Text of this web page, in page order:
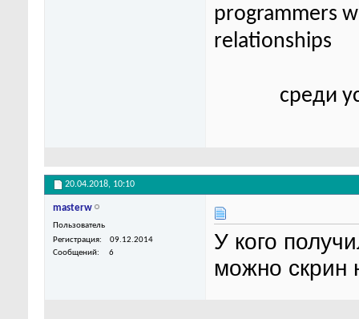
programmers
relationships
среди
20.04.2018, 10:10
masterw
Пользователь
Регистрация
09.12.2014
Сообщений
6
У кого
можно скрин